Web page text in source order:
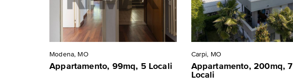
Modena, MO
Appartamento, 99mq, 5 Locali
Carpi, MO
Appartamento, 200mq, 7
Locali